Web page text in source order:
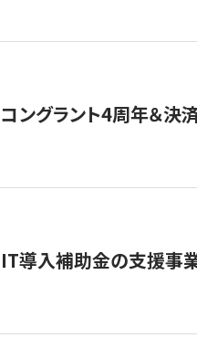
コングラント4周年＆
IT導入補助金の支援事